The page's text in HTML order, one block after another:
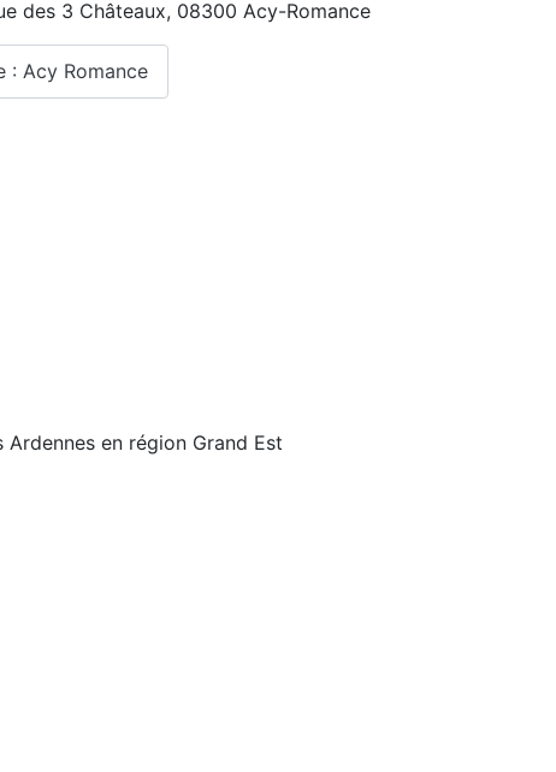
des 3 Châteaux, 08300 Acy-Romance
: Acy Romance
en région Grand Est